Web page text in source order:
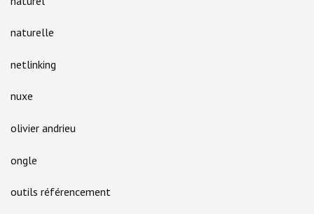
naturelle
netlinking
nuxe
olivier andrieu
ongle
outils référencement